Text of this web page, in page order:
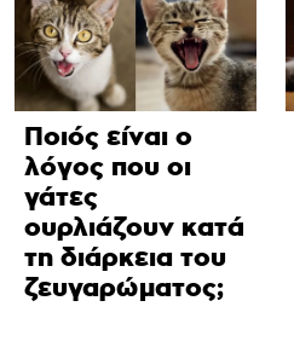
Ποιός είναι ο
λόγος που οι
γάτες
ουρλιάζουν κατά
τη διάρκεια του
ζευγαρώματος;